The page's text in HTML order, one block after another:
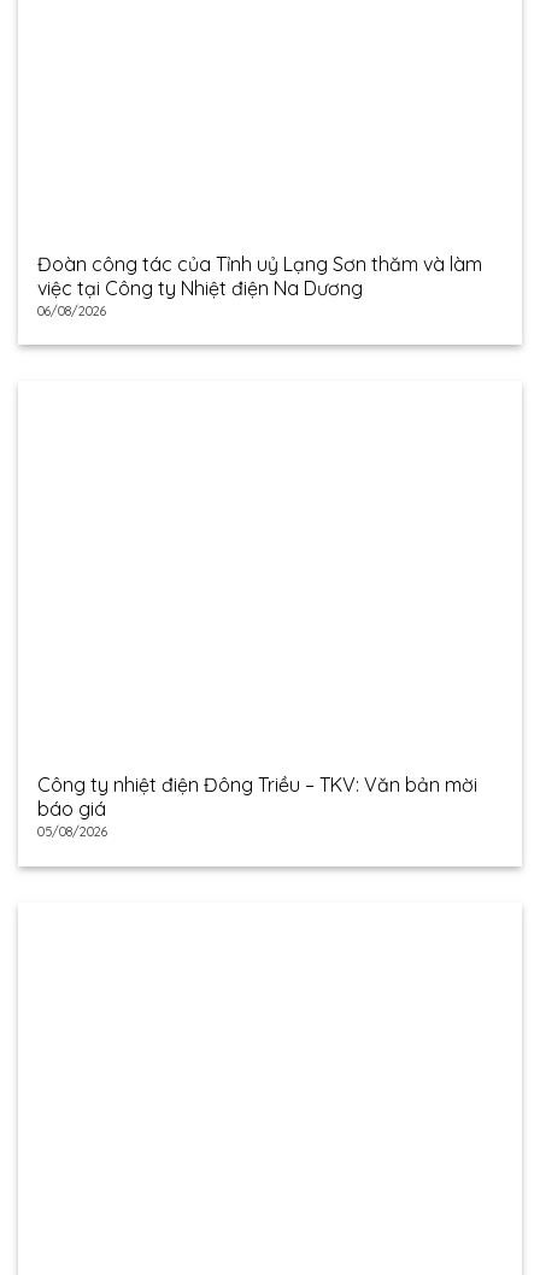
Đoàn công tác của Tỉnh uỷ Lạng Sơn thăm và làm
việc tại Công ty Nhiệt điện Na Dương
06/08/2026
Công ty nhiệt điện Đông Triều – TKV: Văn bản mời
báo giá
05/08/2026